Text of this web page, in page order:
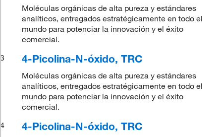
Moléculas orgánicas de alta pureza y estándares
analíticos, entregados estratégicamente en todo el
mundo para potenciar la innovación y el éxito
comercial.
3
4-Picolina-N-óxido, TRC
Moléculas orgánicas de alta pureza y estándares
analíticos, entregados estratégicamente en todo el
mundo para potenciar la innovación y el éxito
comercial.
4
4-Picolina-N-óxido, TRC